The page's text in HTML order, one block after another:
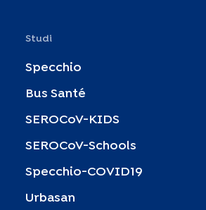
Studi
Specchio
Bus Santé
SEROCoV-KIDS
SEROCoV-Schools
Specchio-COVID19
Urbasan